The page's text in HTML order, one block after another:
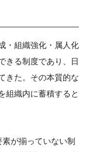
・組織強化・属人化
きる制度であり、日
きた。その本質的な
組織内に蓄積すると
が揃っていない制